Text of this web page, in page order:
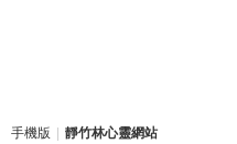
手機版 靜竹林心靈網站